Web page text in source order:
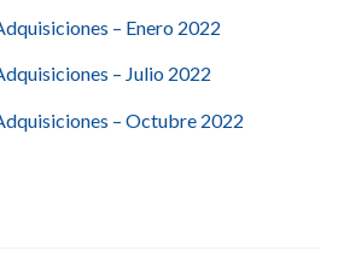
– Enero 2022
– Julio 2022
– Octubre 2022